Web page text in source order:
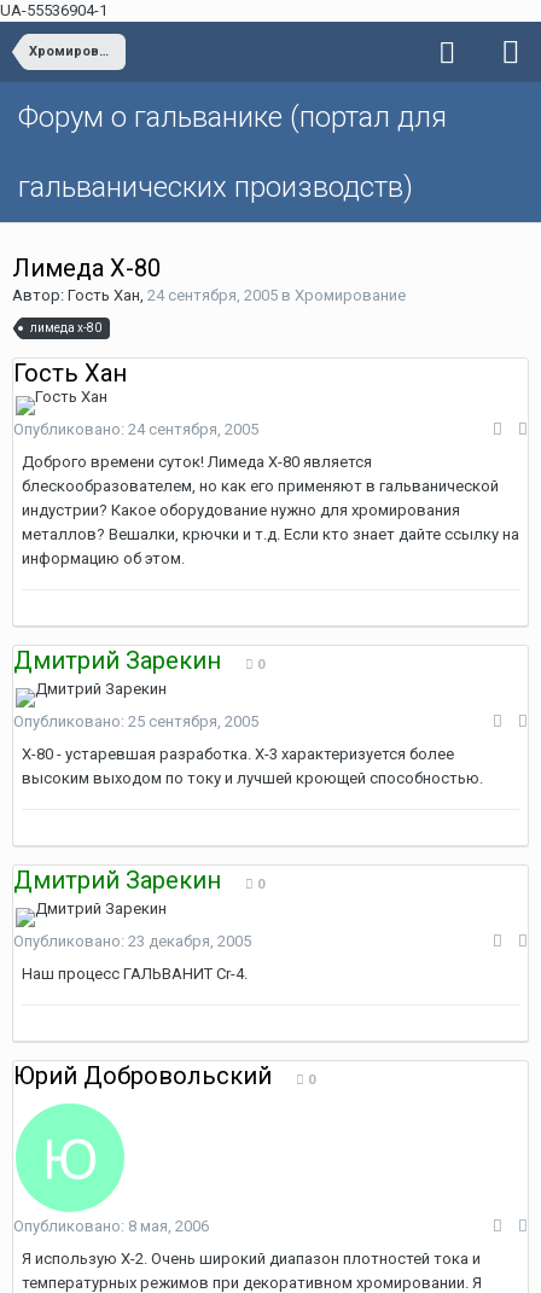
UA-55536904-1
Хромирование
Форум о гальванике (портал для
гальванических производств)
Лимеда Х-80
Автор: Гость Хан, 24 сентября, 2005 в Хромирование
лимеда х-80
Гость Хан
Опубликовано: 24 сентября, 2005
Доброго времени суток! Лимеда Х-80 является
блескообразователем, но как его применяют в гальванической
индустрии? Какое оборудование нужно для хромирования
металлов? Вешалки, крючки и т.д. Если кто знает дайте ссылку на
информацию об этом.
Дмитрий Зарекин 0
Опубликовано: 25 сентября, 2005
Х-80 - устаревшая разработка. Х-3 характеризуется более
высоким выходом по току и лучшей кроющей способностью.
Дмитрий Зарекин 0
Опубликовано: 23 декабря, 2005
Наш процесс ГАЛЬВАНИТ Cr-4.
Юрий Добровольский 0
Опубликовано: 8 мая, 2006
Я использую Х-2. Очень широкий диапазон плотностей тока и
температурных режимов при декоративном хромировании. Я